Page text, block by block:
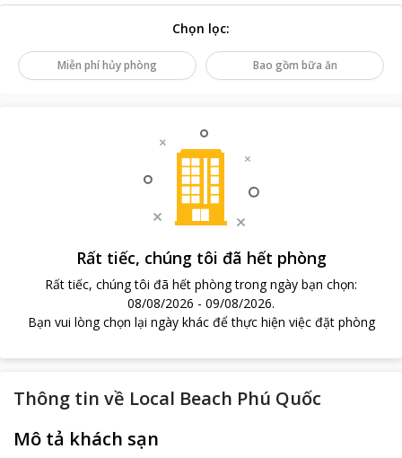
Chọn lọc:
Miễn phí hủy phòng Bao gồm bữa ăn
Rất tiếc, chúng tôi đã hết phòng
Rất tiếc, chúng tôi đã hết phòng trong ngày bạn chọn:
08/08/2026 - 09/08/2026.
Bạn vui lòng chọn lại ngày khác để thực hiện việc đặt phòng
Thông tin về Local Beach Phú Quốc
Mô tả khách sạn